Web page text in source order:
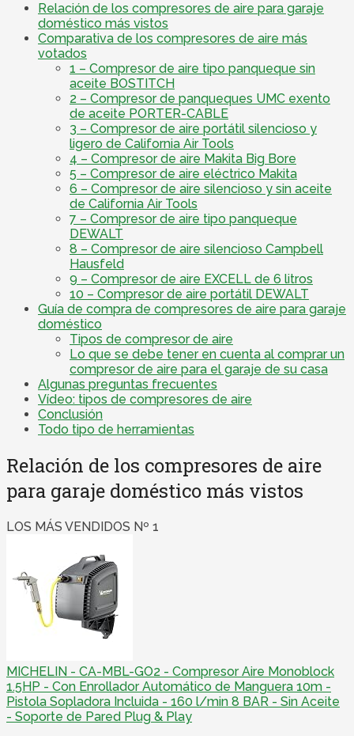
Relación de los compresores de aire para garaje
doméstico más vistos
Comparativa de los compresores de aire más
votados
1 – Compresor de aire tipo panqueque sin
aceite BOSTITCH
2 – Compresor de panqueques UMC exento
de aceite PORTER-CABLE
3 – Compresor de aire portátil silencioso y
ligero de California Air Tools
4 – Compresor de aire Makita Big Bore
5 – Compresor de aire eléctrico Makita
6 – Compresor de aire silencioso y sin aceite
de California Air Tools
7 – Compresor de aire tipo panqueque
DEWALT
8 – Compresor de aire silencioso Campbell
Hausfeld
9 – Compresor de aire EXCELL de 6 litros
10 – Compresor de aire portátil DEWALT
Guía de compra de compresores de aire para garaje
doméstico
Tipos de compresor de aire
Lo que se debe tener en cuenta al comprar un
compresor de aire para el garaje de su casa
Algunas preguntas frecuentes
Vídeo: tipos de compresores de aire
Conclusión
Todo tipo de herramientas
Relación de los compresores de aire
para garaje doméstico más vistos
LOS MÁS VENDIDOS Nº 1
MICHELIN - CA-MBL-GO2 - Compresor Aire Monoblock
1.5HP - Con Enrollador Automático de Manguera 10m -
Pistola Sopladora Incluida - 160 l/min 8 BAR - Sin Aceite
- Soporte de Pared Plug & Play